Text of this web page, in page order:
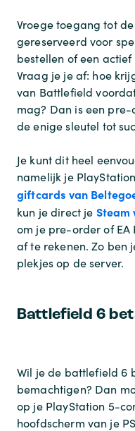
Vroege toegang tot de
gereserveerd voor
bestellen of een
Vraag je je af: hoe
van Battlefield
mag? Dan is een
de enige sleutel tot
Je kunt dit heel
namelijk je
giftcards van
kun je direct je Steam
om je pre-order of
af te rekenen. Zo ben
plekjes op de server.
Battlefield 6
Wil je de battlefield 6
bemachtigen? Dan
op je PlayStation 5-
hoofdscherm van je